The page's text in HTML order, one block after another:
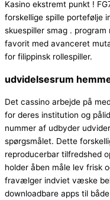
Kasino ekstremt punkt !
forskellige spille portefølje
skuespiller smag .
favorit med avanceret
for filippinsk rollespiller.
udvidelsesrum
Det cassino arbejde på
for deres institution og
nummer af udbyder
spørgsmålet. Dette
reproducerbar tilfredshed
holder åben måle lev frisk
fravælger indviet væske
downloadbare apps til